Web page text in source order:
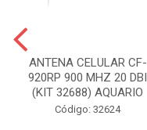
ANTENA CELULAR CF-
920RP 900 MHZ 20 DBI
(KIT 32688) AQUARIO
Código: 32624